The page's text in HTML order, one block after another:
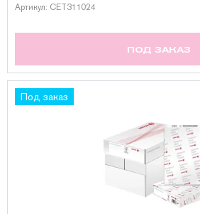
Артикул: CET311024
ПОД ЗАКАЗ
Под заказ